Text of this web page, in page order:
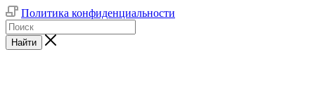
Политика конфиденциальности
Найти